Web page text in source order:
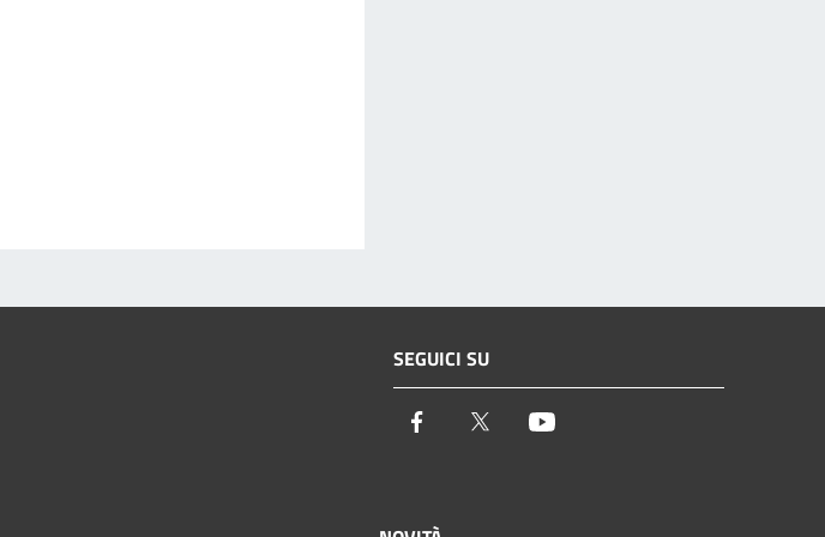
SEGUICI SU
Facebook Twitter